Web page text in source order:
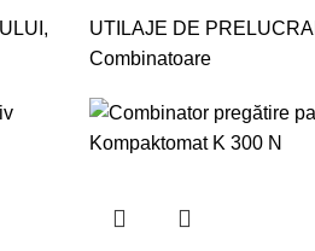
,
UTILAJE DE
Combinatoare